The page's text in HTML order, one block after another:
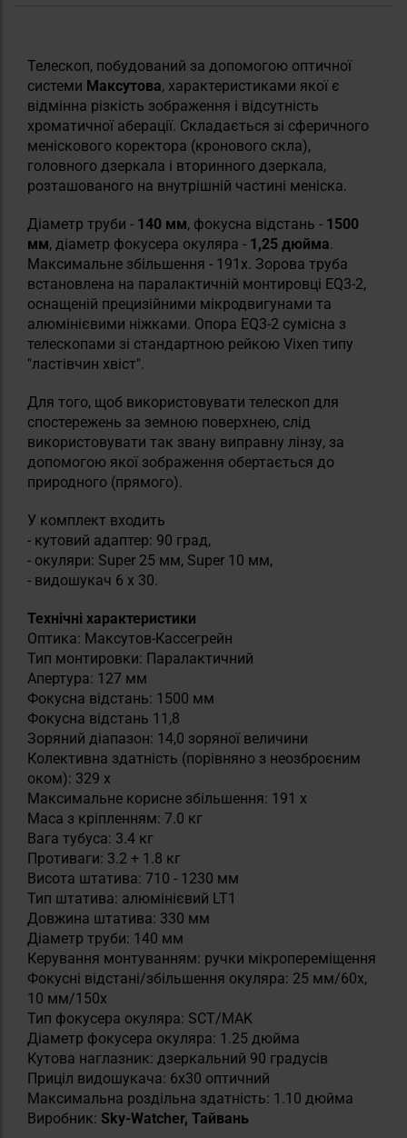
Телескоп, побудований за допомогою оптичної
системи Максутова, характеристиками якої є
відмінна різкість зображення і відсутність
хроматичної аберації. Складається зі сферичного
меніскового коректора (кронового скла),
головного дзеркала і вторинного дзеркала,
розташованого на внутрішній частині меніска.
Діаметр труби - 140 мм, фокусна відстань - 1500
мм, діаметр фокусера окуляра - 1,25 дюйма.
Максимальне збільшення - 191х. Зорова труба
встановлена на паралактичній монтировці EQ3-2,
оснащеній прецизійними мікродвигунами та
алюмінієвими ніжками. Опора EQ3-2 сумісна з
телескопами зі стандартною рейкою Vixen типу
"ластівчин хвіст".
Для того, щоб використовувати телескоп для
спостережень за земною поверхнею, слід
використовувати так звану виправну лінзу, за
допомогою якої зображення обертається до
природного (прямого).
У комплект входить
- кутовий адаптер: 90 град,
- окуляри: Super 25 мм, Super 10 мм,
- видошукач 6 х 30.
Технічні характеристики
Оптика: Максутов-Кассегрейн
Тип монтировки: Паралактичний
Апертура: 127 мм
Фокусна відстань: 1500 мм
Фокусна відстань 11,8
Зоряний діапазон: 14,0 зоряної величини
Колективна здатність (порівняно з неозброєним
оком): 329 x
Максимальне корисне збільшення: 191 x
Маса з кріпленням: 7.0 кг
Вага тубуса: 3.4 кг
Противаги: 3.2 + 1.8 кг
Висота штатива: 710 - 1230 мм
Тип штатива: алюмінієвий LT1
Довжина штатива: 330 мм
Діаметр труби: 140 мм
Керування монтуванням: ручки мікропереміщення
Фокусні відстані/збільшення окуляра: 25 мм/60х,
10 мм/150х
Тип фокусера окуляра: SCT/MAK
Діаметр фокусера окуляра: 1.25 дюйма
Кутова наглазник: дзеркальний 90 градусів
Приціл видошукача: 6x30 оптичний
Максимальна роздільна здатність: 1.10 дюйма
Виробник: Sky-Watcher, Тайвань